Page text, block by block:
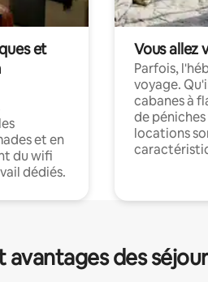
et
et en
du wifi
dédiés.
Vous allez
Parfois,
voyage.
cabanes à
de
locations
avantages des